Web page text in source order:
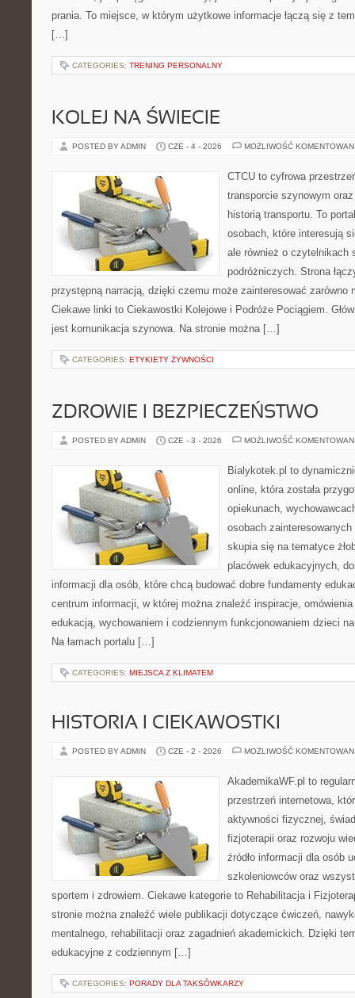
prania. To miejsce, w którym użytkowe informacje łączą się z
[…]
CATEGORIES: TRENING PERSONALNY
KOLEJ NA ŚWIECIE
POSTED BY ADMIN CZE - 4 - 2026 MOŻLIWOŚĆ
CTCU to cyfrowa
transporcie szynowym
historią transportu. To
osobach, które interesują
ale również o czytelnikach
podróżniczych. Strona
przystępną narracją, dzięki czemu może zainteresować zarówno
Ciekawe linki to Ciekawostki Kolejowe i Podróże Pociągiem.
jest komunikacja szynowa. Na stronie można […]
CATEGORIES: ETYKIETY ŻYWNOŚCI
ZDROWIE I BEZPIECZEŃSTWO
POSTED BY ADMIN CZE - 3 - 2026 MOŻLIWOŚĆ
Bialykotek.pl to
online, która została
opiekunach,
osobach
skupia się na tematyce
placówek edukacyjnych,
informacji dla osób, które chcą budować dobre fundamenty
centrum informacji, w której można znaleźć inspiracje,
edukacją, wychowaniem i codziennym funkcjonowaniem dzieci
Na łamach portalu […]
CATEGORIES: MIEJSCA Z KLIMATEM
HISTORIA I CIEKAWOSTKI
POSTED BY ADMIN CZE - 2 - 2026 MOŻLIWOŚĆ
AkademikaWF.pl to
przestrzeń internetowa,
aktywności fizycznej,
fizjoterapii oraz rozwoju
źródło informacji dla osób
szkoleniowców oraz
sportem i zdrowiem. Ciekawe kategorie to Rehabilitacja i
stronie można znaleźć wiele publikacji dotyczące ćwiczeń,
mentalnego, rehabilitacji oraz zagadnień akademickich. Dzięki
edukacyjne z codziennym […]
CATEGORIES: PORADY DLA TAKSÓWKARZY